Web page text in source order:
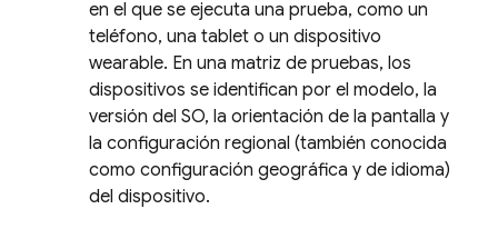
en el que se ejecuta una prueba, como un
teléfono, una tablet o un dispositivo
wearable. En una matriz de pruebas, los
dispositivos se identifican por el modelo, la
versión del SO, la orientación de la pantalla y
la configuración regional (también conocida
como configuración geográfica y de idioma)
del dispositivo.